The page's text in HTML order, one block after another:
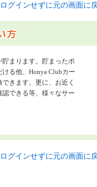
ログインせずに元の画面に
まります。貯まったポ
る他、Honya Clubカー
きます。更に、お近く
できる等、様々なサー
ログインせずに元の画面に